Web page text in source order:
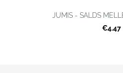
JUMIS - SALDS
€4.47